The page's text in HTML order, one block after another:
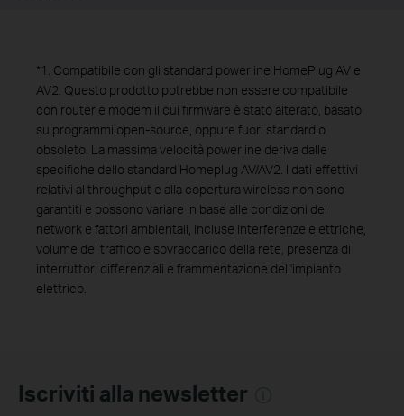
*1. Compatibile con gli standard powerline HomePlug AV e
AV2. Questo prodotto potrebbe non essere compatibile
con router e modem il cui firmware è stato alterato, basato
su programmi open-source, oppure fuori standard o
obsoleto. La massima velocità powerline deriva dalle
specifiche dello standard Homeplug AV/AV2. I dati effettivi
relativi al throughput e alla copertura wireless non sono
garantiti e possono variare in base alle condizioni del
network e fattori ambientali, incluse interferenze elettriche,
volume del traffico e sovraccarico della rete, presenza di
interruttori differenziali e frammentazione dell'impianto
elettrico.
Iscriviti alla newsletter